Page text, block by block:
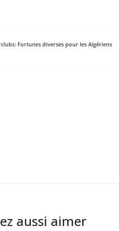
Fortunes diverses pour les Algériens
aussi aimer